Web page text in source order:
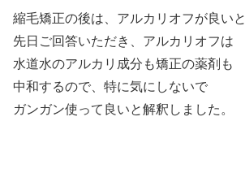
縮毛矯正の後は、アルカリオフが良いと
先日ご回答いただき、アルカリオフは
水道水のアルカリ成分も矯正の薬剤も
中和するので、特に気にしないで
ガンガン使って良いと解釈しました。